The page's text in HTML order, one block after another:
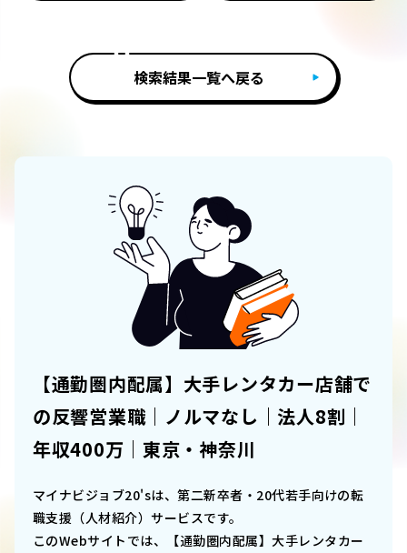
検索結果一覧へ戻る
【通勤圏内配属】大手レンタカー店舗で
の反響営業職｜ノルマなし｜法人8割｜
年収400万｜東京・神奈川
マイナビジョブ20'sは、第二新卒者・20代若手向けの転
職支援（人材紹介）サービスです。
このWebサイトでは、
【通勤圏内配属】大手レンタカー